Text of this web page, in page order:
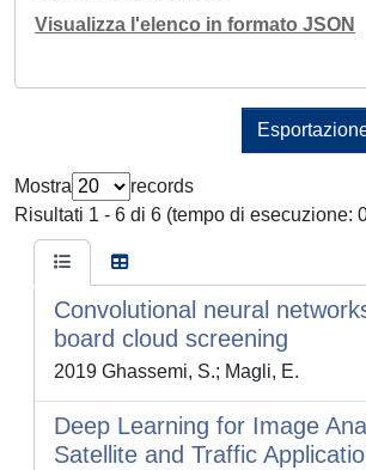
Visualizza l'elenco in formato JSON
Mostra
records
Risultati 1 - 6 di 6 (tempo di esecuzione:
Convolutional neural
board cloud screening
2019 Ghassemi, S.; Magli, E.
Deep Learning for Image
Satellite and Traffic